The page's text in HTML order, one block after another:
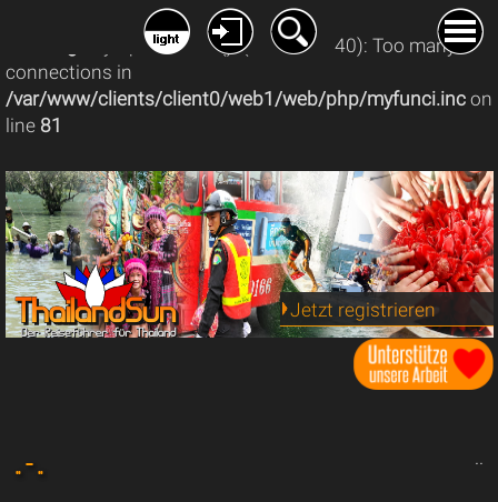
: mysqli_connect(): (08004/1040): Too many
connections in
/var/www/clients/client0/web1/web/php/myfunci.inc on
line 81
Jetzt registrieren
..
.. - ..